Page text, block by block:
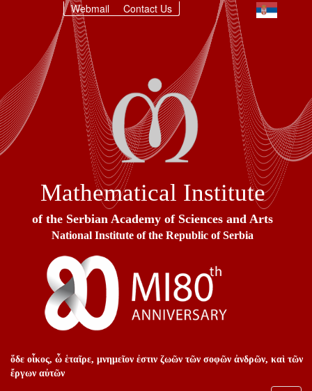
Webmail Contact Us
Mathematical Institute
of the Serbian Academy of Sciences and Arts
National Institute of the Republic of Serbia
ὅδε οἶκος, ὦ ἑταῖρε, μνημεῖον ἐστιν ζωῶν τῶν σοφῶν ἀνδρῶν, καὶ τῶν
ἔργων αὐτῶν